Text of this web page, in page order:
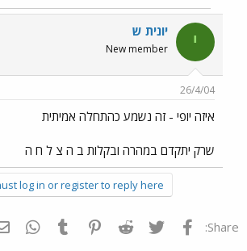
י יונית ש
New member
26/4/04
איזה יופי - זה נשמע כהתחלה אמיתית
שרק יתקדם במהרה ובקלות ב ה צ ל ח ה
log in or register to reply here.
Share: פייסבוק Twitter
Reddit
Pinterest
Tumblr